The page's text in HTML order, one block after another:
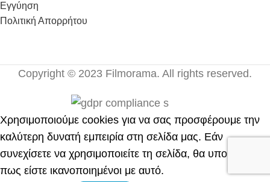
Εγγύηση
Πολιτική Απορρήτου
Copyright © 2023 Filmorama. All rights reserved.
Χρησιμοποιούμε cookies για να σας προσφέρουμε την
καλύτερη δυνατή εμπειρία στη σελίδα μας. Εάν
συνεχίσετε να χρησιμοποιείτε τη σελίδα, θα υποθέσουμε
πως είστε ικανοποιημένοι με αυτό.